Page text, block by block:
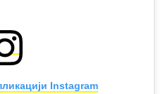
Instagram